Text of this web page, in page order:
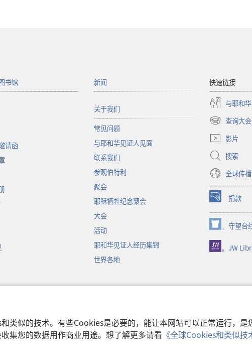
类似的技术。有些Cookies是必要的，能让本网站可以正常运行，
集您的数据用作商业用途。想了解更多请看 《全球Cookies和类似技
书馆
请函
新闻
关于我们
常见问题
与耶和华见证人见面
联系我们
参观伯特利
聚会
耶稣牺牲纪念聚会
大会
活动
耶和华见证人经历集锦
世界各地
快速链接
与耶和
查询大会
（打
开
新
窗
口）
影片
搜索
全球传播
捐款
（打
开
新
窗
口）
守望台
（打
开
新
JW